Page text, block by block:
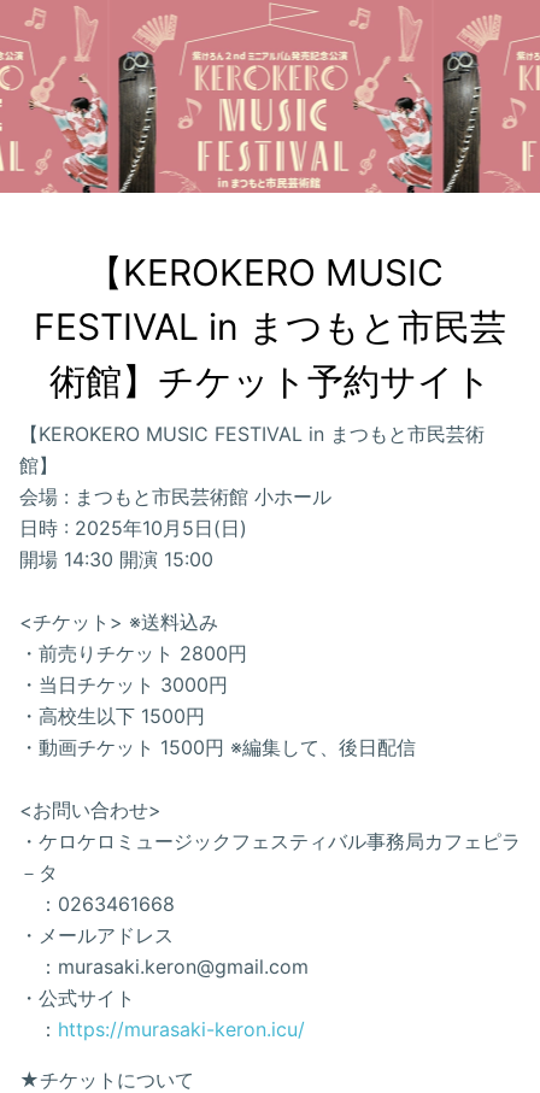
【KEROKERO MUSIC
FESTIVAL in まつもと市民芸
術館】チケット予約サイト
【KEROKERO MUSIC FESTIVAL in まつもと市民芸術
館】
会場 : まつもと市民芸術館 小ホール
日時 : 2025年10月5日(日)
開場 14:30 開演 15:00
<チケット> ※送料込み
・前売りチケット 2800円
・当日チケット 3000円
・高校生以下 1500円
・動画チケット 1500円 ※編集して、後日配信
<お問い合わせ>
・ケロケロミュージックフェスティバル事務局カフェピラ
－タ
：0263461668
・メールアドレス
：murasaki.keron@gmail.com
・公式サイト
： https://murasaki-keron.icu/
★チケットについて